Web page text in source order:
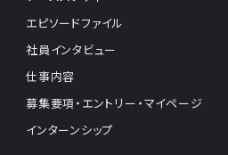
エピソードファイル
社員インタビュー
仕事内容
募集要項・エントリー・マイページ
インターンシップ